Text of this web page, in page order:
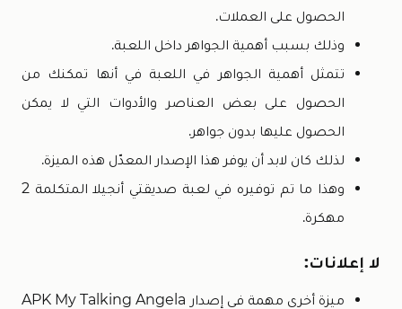
الحصول على العملات.
وذلك بسبب أهمية الجواهر داخل اللعبة.
تتمثل أهمية الجواهر في اللعبة في أنها تمكنك من
الحصول على بعض العناصر والأدوات التي لا يمكن
الحصول عليها بدون جواهر.
لذلك كان لابد أن يوفر هذا الإصدار المعدّل هذه الميزة.
وهذا ما تم توفيره في لعبة صديقتي أنجيلا المتكلمة 2
مهكرة.
لا إعلانات:
ميزة أخرى مهمة في إصدار APK My Talking Angela